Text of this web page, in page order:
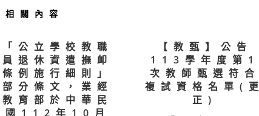
相關內容
「公立學校教職
員退休資遣撫卹
條例施行細則」
部分條文，業經
教育部於中華民
國112年10月
【教甄】公告
113學年度第1
次教師甄選符合
複試資格名單(更
正)